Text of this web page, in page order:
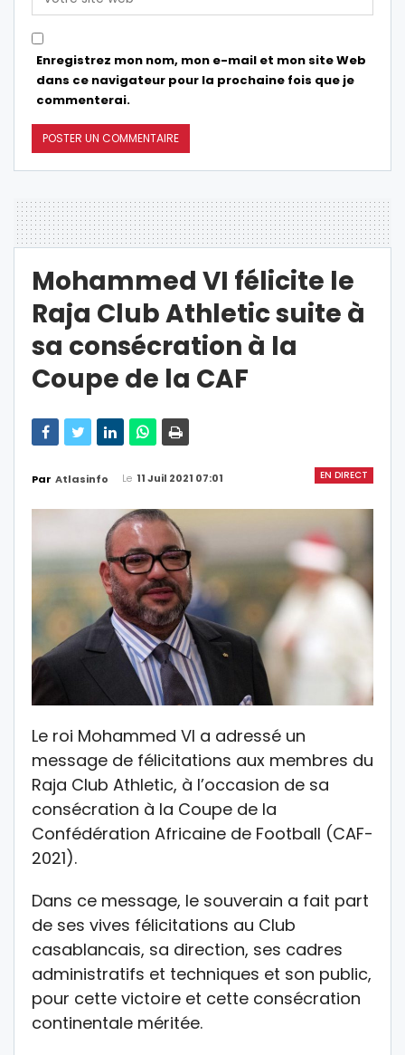
Enregistrez mon nom, mon e-mail et mon site Web
dans ce navigateur pour la prochaine fois que je
commenterai.
Mohammed VI félicite le
Raja Club Athletic suite à
sa consécration à la
Coupe de la CAF
EN DIRECT
Par Atlasinfo Le 11 Juil 2021 07:01
Le roi Mohammed VI a adressé un
message de félicitations aux membres du
Raja Club Athletic, à l’occasion de sa
consécration à la Coupe de la
Confédération Africaine de Football (CAF-
2021).
Dans ce message, le souverain a fait part
de ses vives félicitations au Club
casablancais, sa direction, ses cadres
administratifs et techniques et son public,
pour cette victoire et cette consécration
continentale méritée.